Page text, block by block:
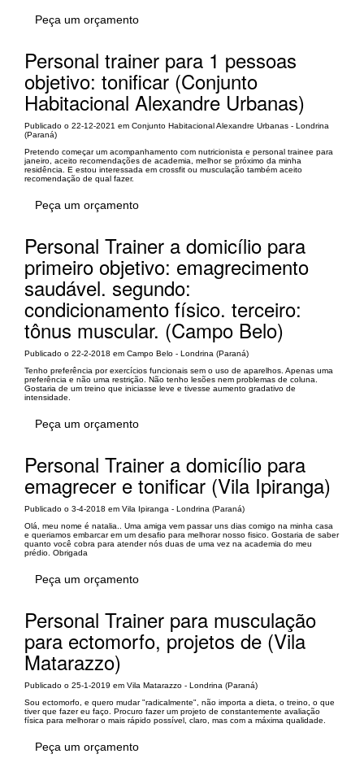
Peça um orçamento
Personal trainer para 1 pessoas
objetivo: tonificar (Conjunto
Habitacional Alexandre Urbanas)
Publicado o 22-12-2021 em Conjunto Habitacional Alexandre Urbanas - Londrina
(Paraná)
Pretendo começar um acompanhamento com nutricionista e personal trainee para
janeiro, aceito recomendações de academia, melhor se próximo da minha
residência. E estou interessada em crossfit ou musculação também aceito
recomendação de qual fazer.
Peça um orçamento
Personal Trainer a domicílio para
primeiro objetivo: emagrecimento
saudável. segundo:
condicionamento físico. terceiro:
tônus muscular. (Campo Belo)
Publicado o 22-2-2018 em Campo Belo - Londrina (Paraná)
Tenho preferência por exercícios funcionais sem o uso de aparelhos. Apenas uma
preferência e não uma restrição. Não tenho lesões nem problemas de coluna.
Gostaria de um treino que iniciasse leve e tivesse aumento gradativo de
intensidade.
Peça um orçamento
Personal Trainer a domicílio para
emagrecer e tonificar (Vila Ipiranga)
Publicado o 3-4-2018 em Vila Ipiranga - Londrina (Paraná)
Olá, meu nome é natalia.. Uma amiga vem passar uns dias comigo na minha casa
e queriamos embarcar em um desafio para melhorar nosso fisico. Gostaria de saber
quanto você cobra para atender nós duas de uma vez na academia do meu
prédio. Obrigada
Peça um orçamento
Personal Trainer para musculação
para ectomorfo, projetos de (Vila
Matarazzo)
Publicado o 25-1-2019 em Vila Matarazzo - Londrina (Paraná)
Sou ectomorfo, e quero mudar "radicalmente", não importa a dieta, o treino, o que
tiver que fazer eu faço. Procuro fazer um projeto de constantemente avaliação
física para melhorar o mais rápido possível, claro, mas com a máxima qualidade.
Peça um orçamento